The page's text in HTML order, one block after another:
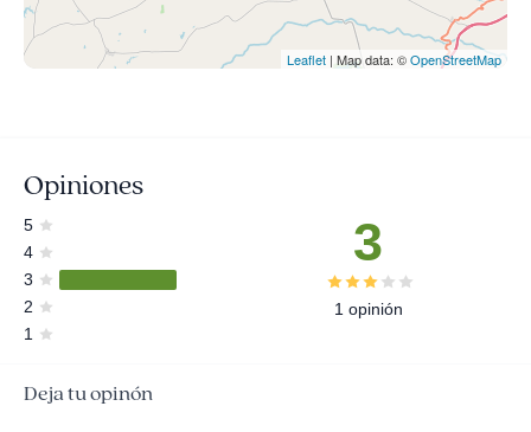
Leaflet | Map data: ©OpenStreetMap
Opiniones
5
4
3
2
1
3
1 opinión
Deja tu opinón